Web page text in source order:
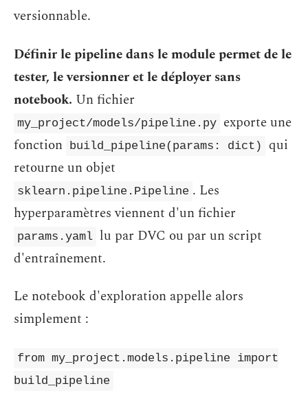
versionnable.
Définir le pipeline dans le module permet de le
tester, le versionner et le déployer sans
notebook. Un fichier
my_project/models/pipeline.py exporte une
fonction
build_pipeline(params: dict)
qui
retourne un objet
sklearn.pipeline.Pipeline . Les
hyperparamètres viennent d'un fichier
params.yaml lu par DVC ou par un script
d'entraînement.
Le notebook d'exploration appelle alors
simplement :
from my_project.models.pipeline import
build_pipeline